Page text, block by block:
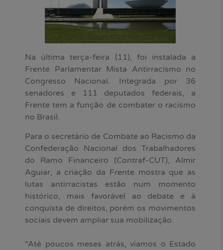
Na última terça-feira (11), foi instalada a
Frente Parlamentar Mista Antirracismo no
Congresso Nacional. Integrada por 36
senadores e 111 deputados federais, a
Frente tem a função de combater o racismo
no Brasil.
Para o secretário de Combate ao Racismo da
Confederação Nacional dos Trabalhadores
do Ramo Financeiro (Contraf-CUT), Almir
Aguiar, a criação da Frente mostra que as
lutas antirracistas estão num momento
histórico, mais favorável ao debate e à
conquista de direitos, porém os movimentos
sociais devem ampliar sua mobilização.
“Até poucos meses atrás, víamos o Estado